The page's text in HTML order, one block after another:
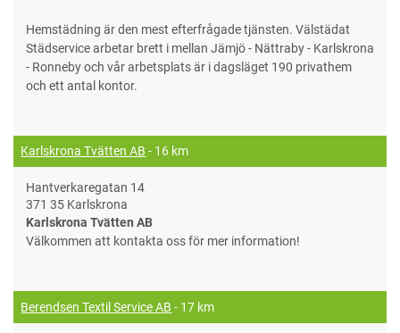
Hemstädning är den mest efterfrågade tjänsten. Välstädat
Städservice arbetar brett i mellan Jämjö - Nättraby - Karlskrona
- Ronneby och vår arbetsplats är i dagsläget 190 privathem
och ett antal kontor.
Karlskrona Tvätten AB - 16 km
Hantverkaregatan 14
371 35 Karlskrona
Karlskrona Tvätten AB
Välkommen att kontakta oss för mer information!
Berendsen Textil Service AB - 17 km